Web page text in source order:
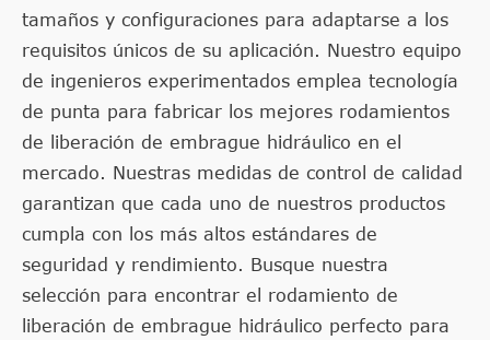
tamaños y configuraciones para adaptarse a los
requisitos únicos de su aplicación. Nuestro equipo
de ingenieros experimentados emplea tecnología
de punta para fabricar los mejores rodamientos
de liberación de embrague hidráulico en el
mercado. Nuestras medidas de control de calidad
garantizan que cada uno de nuestros productos
cumpla con los más altos estándares de
seguridad y rendimiento. Busque nuestra
selección para encontrar el rodamiento de
liberación de embrague hidráulico perfecto para